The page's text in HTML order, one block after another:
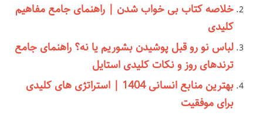
خلاصه کتاب بی خواب شدن | راهنمای جامع مفاهیم
کلیدی
لباس نو رو قبل پوشیدن بشوریم یا نه؟ راهنمای جامع
ترندهای روز و نکات کلیدی استایل
بهترین منابع انسانی 1404 | استراتژی های کلیدی
برای موفقیت